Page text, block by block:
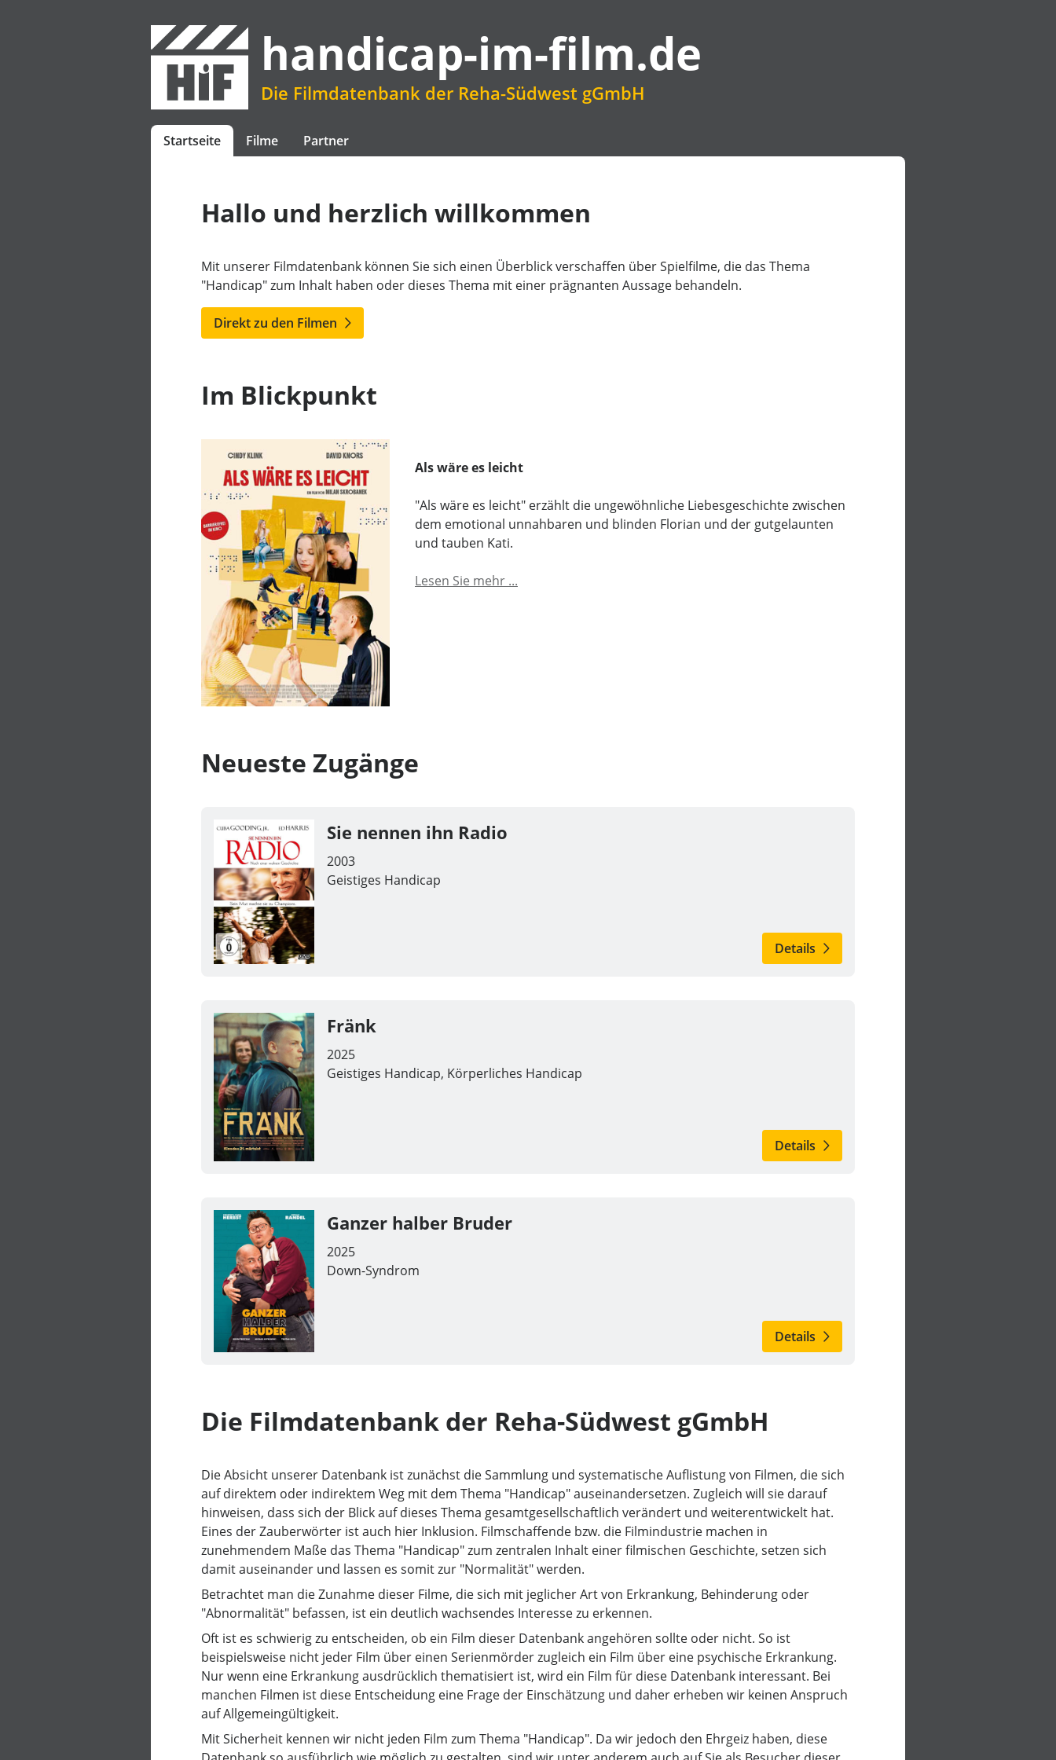
handicap-im-film.de
Die Filmdatenbank der Reha-Südwest gGmbH
Startseite Filme Partner
Hallo und herzlich willkommen
Mit unserer Filmdatenbank können Sie sich einen Überblick verschaffen über Spielfilme, die das Thema
"Handicap" zum Inhalt haben oder dieses Thema mit einer prägnanten Aussage behandeln.
Direkt zu den Filmen
Im Blickpunkt
Als wäre es leicht
"Als wäre es leicht" erzählt die ungewöhnliche Liebesgeschichte zwischen
dem emotional unnahbaren und blinden Florian und der gutgelaunten
und tauben Kati.
Lesen Sie mehr ...
Neueste Zugänge
Sie nennen ihn Radio
2003
Geistiges Handicap
Details
Fränk
2025
Geistiges Handicap, Körperliches Handicap
Details
Ganzer halber Bruder
2025
Down-Syndrom
Details
Die Filmdatenbank der Reha-Südwest gGmbH
Die Absicht unserer Datenbank ist zunächst die Sammlung und systematische Auflistung von Filmen, die sich
auf direktem oder indirektem Weg mit dem Thema "Handicap" auseinandersetzen. Zugleich will sie darauf
hinweisen, dass sich der Blick auf dieses Thema gesamtgesellschaftlich verändert und weiterentwickelt hat.
Eines der Zauberwörter ist auch hier Inklusion. Filmschaffende bzw. die Filmindustrie machen in
zunehmendem Maße das Thema "Handicap" zum zentralen Inhalt einer filmischen Geschichte, setzen sich
damit auseinander und lassen es somit zur "Normalität" werden.
Betrachtet man die Zunahme dieser Filme, die sich mit jeglicher Art von Erkrankung, Behinderung oder
"Abnormalität" befassen, ist ein deutlich wachsendes Interesse zu erkennen.
Oft ist es schwierig zu entscheiden, ob ein Film dieser Datenbank angehören sollte oder nicht. So ist
beispielsweise nicht jeder Film über einen Serienmörder zugleich ein Film über eine psychische Erkrankung.
Nur wenn eine Erkrankung ausdrücklich thematisiert ist, wird ein Film für diese Datenbank interessant. Bei
manchen Filmen ist diese Entscheidung eine Frage der Einschätzung und daher erheben wir keinen Anspruch
auf Allgemeingültigkeit.
Mit Sicherheit kennen wir nicht jeden Film zum Thema "Handicap". Da wir jedoch den Ehrgeiz haben, diese